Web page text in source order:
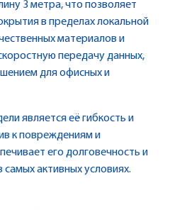
3 метра, что позволяет
в пределах локальной
материалов и
передачу данных,
для офисных и
является её гибкость и
к повреждениям и
его долговечность и
активных условиях.